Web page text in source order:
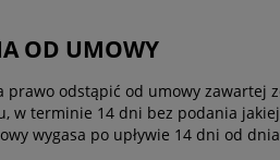
OD UMOWY
odstąpić od umowy zawartej
w terminie 14 dni bez podania
wygasa po upływie 14 dni od